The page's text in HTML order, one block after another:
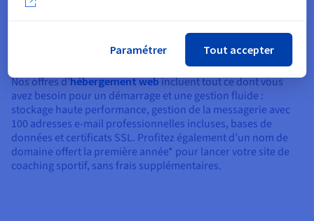
Solution intégrale et managée
Nos offres d’hébergement webincluent tout ce dont vous
avez besoin pour un démarrage et une gestion fluide :
stockage haute performance, gestion de la messagerie avec
100 adresses e-mail professionnelles incluses, bases de
données et certificats SSL. Profitez également d’un nom de
domaine offert la première année* pour lancer votre site de
coaching sportif, sans frais supplémentaires.
Paramétrer Tout accepter